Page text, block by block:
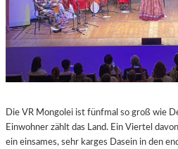
Die VR Mongolei ist fünfmal so groß wie
Einwohner zählt das Land. Ein Viertel
ein einsames, sehr karges Dasein in den